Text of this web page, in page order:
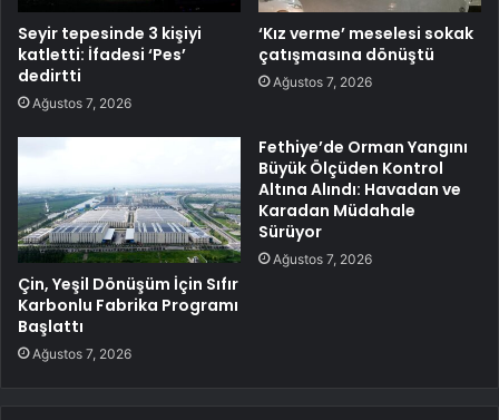
Seyir tepesinde 3 kişiyi
katletti: İfadesi ‘Pes’
dedirtti
Ağustos 7, 2026
‘Kız verme’ meselesi sokak
çatışmasına dönüştü
Ağustos 7, 2026
Çin, Yeşil Dönüşüm İçin Sıfır
Karbonlu Fabrika Programı
Başlattı
Ağustos 7, 2026
Fethiye’de Orman Yangını
Büyük Ölçüden Kontrol
Altına Alındı: Havadan ve
Karadan Müdahale
Sürüyor
Ağustos 7, 2026